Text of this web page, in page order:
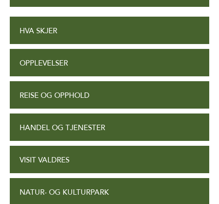
HVA SKJER
OPPLEVELSER
REISE OG OPPHOLD
HANDEL OG TJENESTER
VISIT VALDRES
NATUR- OG KULTURPARK